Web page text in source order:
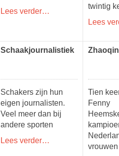
Lees verder…
twintig
Lees
Schaakjournalistiek
Schakers zijn hun
eigen journalisten.
Veel meer dan bij
andere sporten
Lees verder…
Tien
Fenny
vrouwen